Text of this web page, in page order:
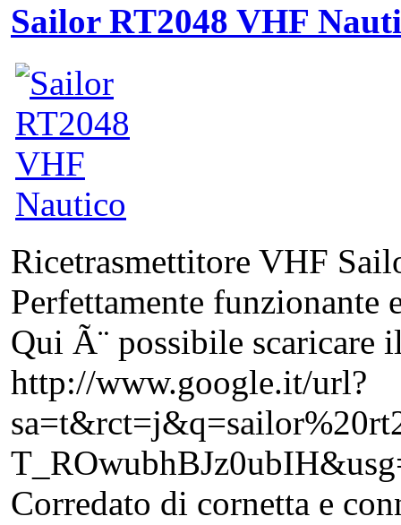
Sailor RT2048 VHF
Ricetrasmettitore VHF
Perfettamente
Qui Ã¨ possibile scaricare
http://www.google.it/url?
Corredato di cornetta e